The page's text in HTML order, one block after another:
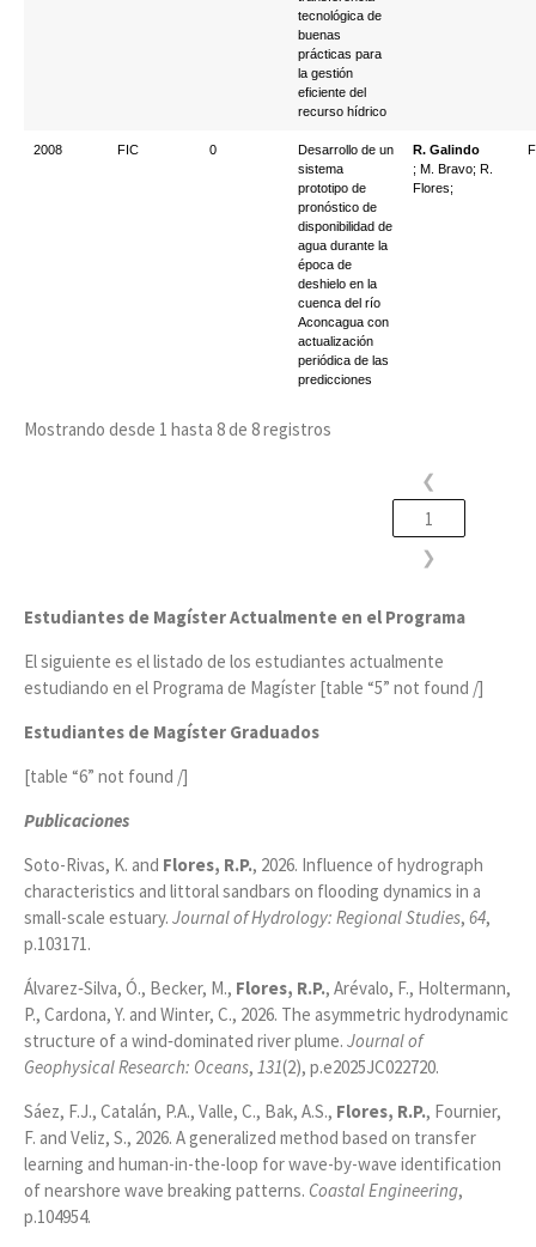
tecnológica de
buenas
prácticas para
la gestión
eficiente del
recurso hídrico
2008 FIC 0
Desarrollo de un
sistema
prototipo de
pronóstico de
disponibilidad de
agua durante la
época de
deshielo en la
cuenca del río
Aconcagua con
actualización
periódica de las
predicciones
R. Galindo
; M. Bravo; R.
Flores;
Mostrando desde 1 hasta 8 de 8 registros
❮
1
❯
Estudiantes de Magíster Actualmente en el Programa
El siguiente es el listado de los estudiantes actualmente
estudiando en el Programa de Magíster [table “5” not found /]
Estudiantes de Magíster Graduados
[table “6” not found /]
Publicaciones
Soto-Rivas, K. and Flores, R.P., 2026. Influence of hydrograph
characteristics and littoral sandbars on flooding dynamics in a
small-scale estuary. Journal of Hydrology: Regional Studies, 64,
p.103171.
Álvarez‐Silva, Ó., Becker, M., Flores, R.P., Arévalo, F., Holtermann,
P., Cardona, Y. and Winter, C., 2026. The asymmetric hydrodynamic
structure of a wind‐dominated river plume. Journal of
Geophysical Research: Oceans, 131(2), p.e2025JC022720.
Sáez, F.J., Catalán, P.A., Valle, C., Bak, A.S., Flores, R.P., Fournier,
F. and Veliz, S., 2026. A generalized method based on transfer
learning and human-in-the-loop for wave-by-wave identification
of nearshore wave breaking patterns. Coastal Engineering,
p.104954.